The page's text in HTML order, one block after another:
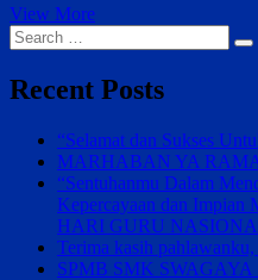
View MorePASKIBRA
Search
…
Recent Posts
“Selamat dan Sukses
MARHABAN YA
“Sentuhanmu Dalam
Kepercayaan dan
HARI GURU
Terima kasih
SPMB SMK SWAGAYA